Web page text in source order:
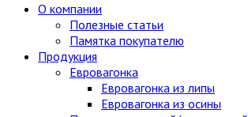
О компании
Полезные статьи
Памятка покупателю
Продукция
Евровагонка
Евровагонка из липы
Евровагонка из осины